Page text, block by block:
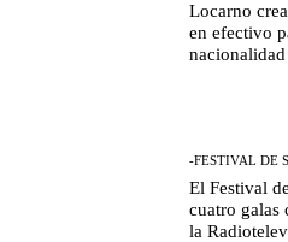
Locarno
en efectivo
nacionalidad
-FESTIVAL DE
El Festival
cuatro galas
la